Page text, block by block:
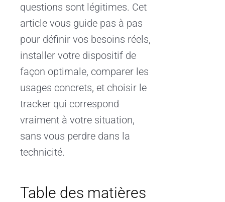
questions sont légitimes. Cet
article vous guide pas à pas
pour définir vos besoins réels,
installer votre dispositif de
façon optimale, comparer les
usages concrets, et choisir le
tracker qui correspond
vraiment à votre situation,
sans vous perdre dans la
technicité.
Table des matières